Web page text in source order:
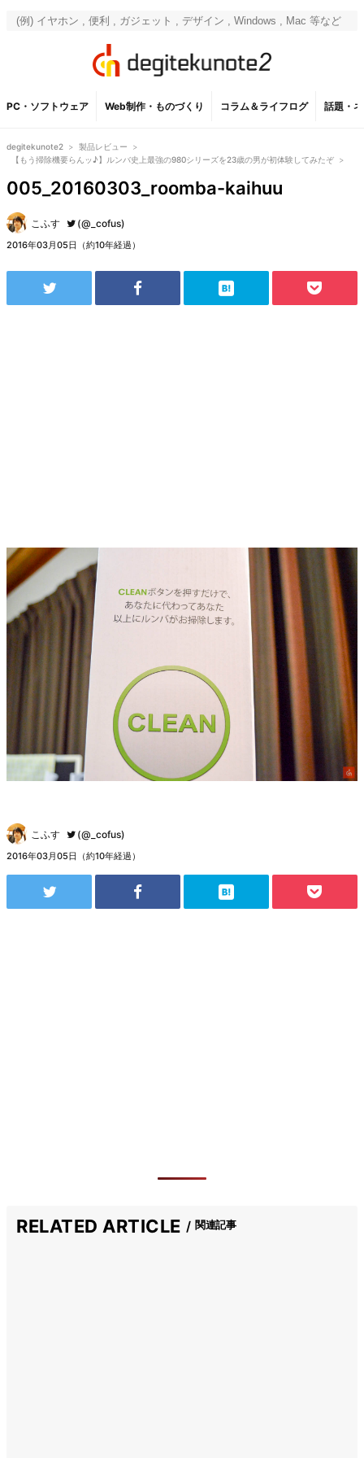
PC・ソフトウェア Web制作・ものづくり コラム＆ライフログ 話題・
degitekunote2 > 製品レビュー
>
【もう掃除機要らんッ♪】ルンバ史上最強の980シリーズを23歳の男が初体験してみたぞ >
005_20160303_roomba-kaihuu
こふす (@_cofus)
2016年03月05日（約10年経過）
こふす (@_cofus)
2016年03月05日（約10年経過）
RELATED ARTICLE 関連記事